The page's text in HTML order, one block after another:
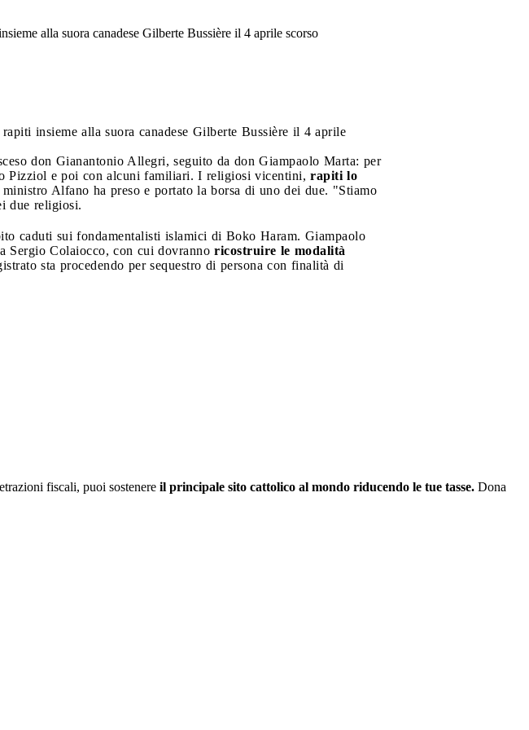
alla suora canadese Gilberte Bussière il 4 aprile scorso
insieme alla suora canadese Gilberte Bussière il 4 aprile
don Gianantonio Allegri, seguito da don Giampaolo Marta: per
Pizziol e poi con alcuni familiari. I religiosi vicentini, rapiti lo
Alfano ha preso e portato la borsa di uno dei due. "Stiamo
due religiosi.
caduti sui fondamentalisti islamici di Boko Haram. Giampaolo
Sergio Colaiocco, con cui dovranno ricostruire le modalità
sta procedendo per sequestro di persona con finalità di
fiscali, puoi sostenere il principale sito cattolico al mondo riducendo le tue tasse. Dona